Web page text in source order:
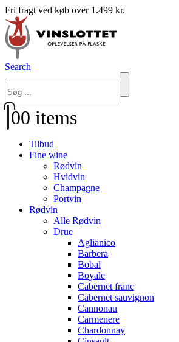
Fri fragt ved køb over 1.499 kr.
Search
00 items
Tilbud
Fine wine
Rødvin
Hvidvin
Champagne
Portvin
Rødvin
Alle Rødvin
Drue
Aglianico
Barbera
Bobal
Boyale
Cabernet franc
Cabernet sauvignon
Cannonau
Carmenere
Chardonnay